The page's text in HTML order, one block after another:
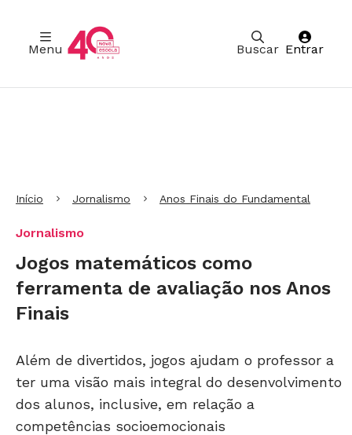
Buscar
Menu Entrar
Início Jornalismo Anos Finais do Fundamental
Jornalismo
Jogos matemáticos como
ferramenta de avaliação nos Anos
Finais
Além de divertidos, jogos ajudam o professor a
ter uma visão mais integral do desenvolvimento
dos alunos, inclusive, em relação a
competências socioemocionais